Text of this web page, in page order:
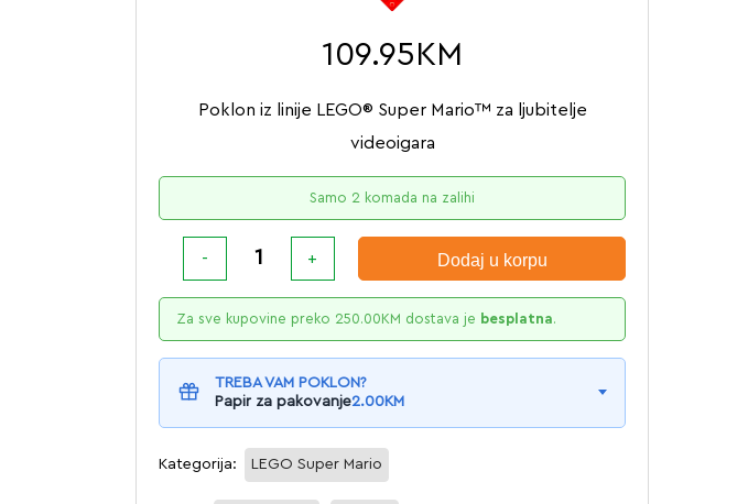
109.95 KM
Poklon iz linije LEGO® Super Mario™ za ljubitelje
videoigara
Samo 2 komada na zalihi
Dodaj u korpu
Za sve kupovine preko 250.00KM dostava je besplatna.
TREBA VAM POKLON?
Papir za pakovanje2.00KM
Kategorija: LEGO Super Mario